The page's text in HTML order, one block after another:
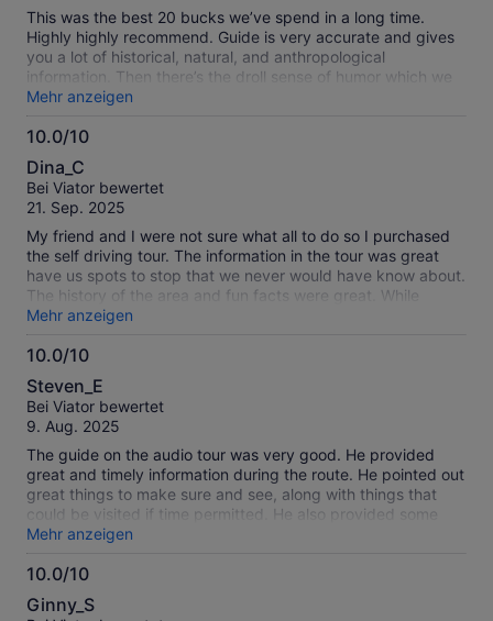
This was the best 20 bucks we’ve spend in a long time.
Highly highly recommend. Guide is very accurate and gives
you a lot of historical, natural, and anthropological
information. Then there’s the droll sense of humor which we
grew to love.
Mehr anzeigen
10.0/10
10.0
von
10
Dina_C
Bei Viator bewertet
21. Sep. 2025
My friend and I were not sure what all to do so I purchased
the self driving tour. The information in the tour was great
have us spots to stop that we never would have know about.
The history of the area and fun facts were great. While
playing the audio it was nice it would break into our music
and then after the information it would go back into our
music. Highly highly recommend this. Will buy other tours for
Mehr anzeigen
10.0/10
10.0
von
10
Steven_E
Bei Viator bewertet
9. Aug. 2025
The guide on the audio tour was very good. He provided
great and timely information during the route. He pointed out
great things to make sure and see, along with things that
could be visited if time permitted. He also provided some
great insight on history, science, and overall information on
the park and its surroundings. Would highly recommend this
self guided tour for Olympia National Park visits.
Mehr anzeigen
10.0/10
10.0
Ginny_S